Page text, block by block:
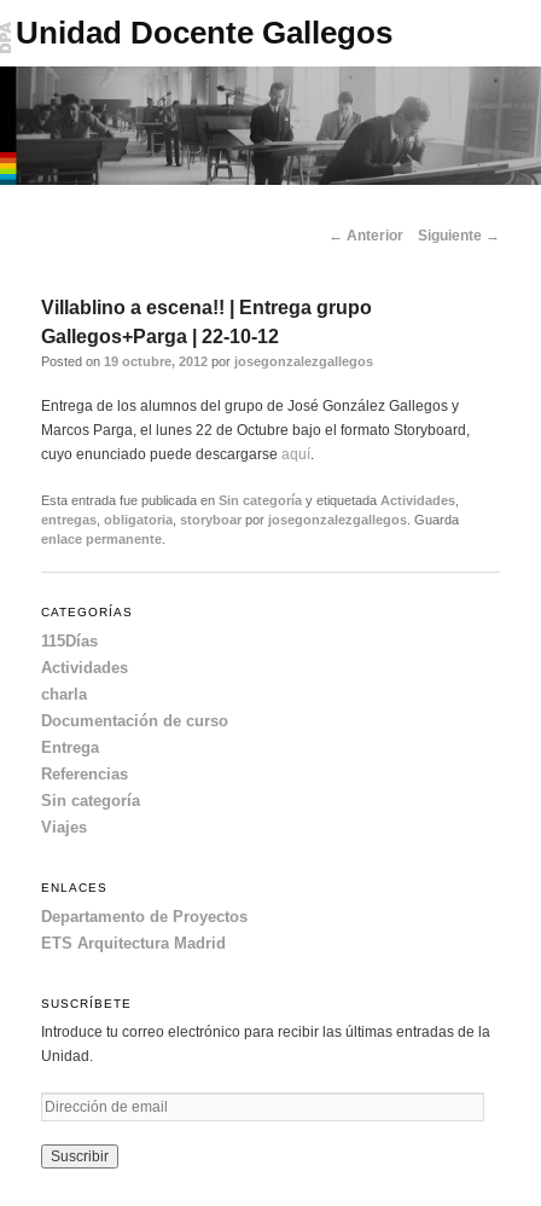
Unidad Docente Gallegos
contenido
principal
contenido
secundario
Navegador
← Anterior Siguiente →
Villablino a escena!! | Entrega grupo
Gallegos+Parga | 22-10-12
Posted on19 octubre, 2012 por josegonzalezgallegos
Entrega de los alumnos del grupo de José González Gallegos y
Marcos Parga, el lunes 22 de Octubre bajo el formato Storyboard,
cuyo enunciado puede descargarseaquí.
Esta entrada fue publicada enSin categoría y etiquetada Actividades
entregas ,obligatoria ,storyboar por josegonzalezgallegos . Guarda
enlace permanente
CATEGORÍAS
115Días
Actividades
charla
Documentación de curso
Entrega
Referencias
Sin categoría
Viajes
ENLACES
Departamento de Proyectos
ETS Arquitectura Madrid
SUSCRÍBETE
Introduce tu correo electrónico para recibir las últimas entradas de la
Unidad.
D
r